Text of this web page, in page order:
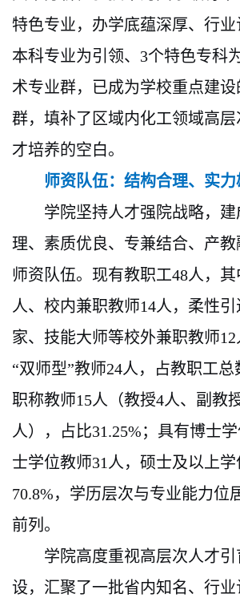
特色专业，办学底蕴深厚、行
本科专业为引领、3个特色专科
术专业群，已成为学校重点建
群，填补了区域内化工领域高层
才培养的空白。
师资队伍：结构合理、实力
学院坚持人才强院战略，
理、素质优良、专兼结合、产教
师资队伍。现有教职工48人，
人、校内兼职教师14人，柔性
家、技能大师等校外兼职教师12
“双师型”教师24人，占教职工总
职称教师15人（教授4人、副教
人），占比31.25%；具有博士
士学位教师31人，硕士及以上
70.8%，学历层次与专业能力位
前列。
学院高度重视高层次人才
设，汇聚了一批省内知名、行业